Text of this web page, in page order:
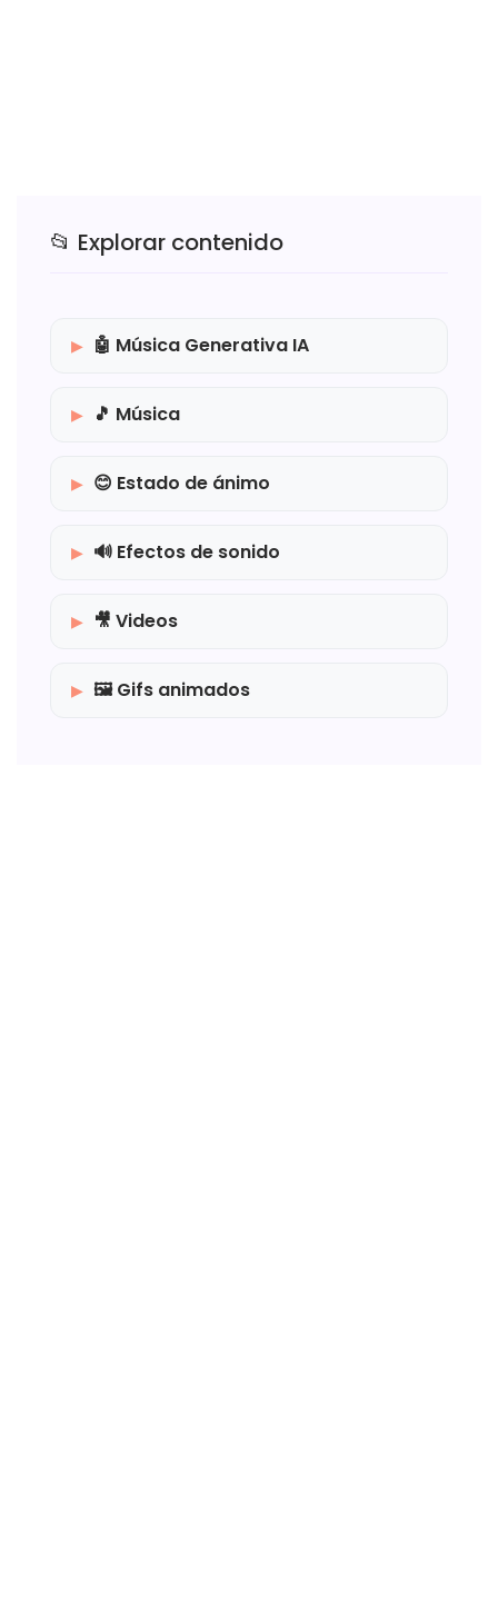
📂 Explorar contenido
🤖 Música Generativa IA
🎵 Música
😊 Estado de ánimo
🔊 Efectos de sonido
🎥 Videos
🖼️ Gifs animados